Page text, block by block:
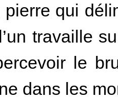
pierre qui
travaille
le
dans les